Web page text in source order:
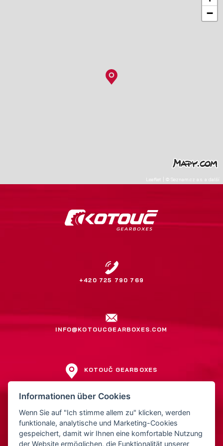
−
Leaflet ©Seznam.cz a.s. a další
+420 725 790 769
INFO@KOTOUCGEARBOXES.COM
KOTOUČ GEARBOXES
Jiří Kotouč
Přerovská 561
Tschechien
Informationen über Cookies
Wenn Sie auf "Ich stimme allem zu" klicken, werden
funktionale, analytische und Marketing-Cookies
gespeichert, damit wir Ihnen eine komfortable Nutzung
der Website ermöglichen, die Funktionalität unserer